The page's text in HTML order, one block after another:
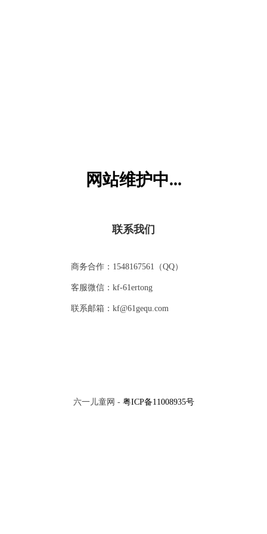
网站维护中...
联系我们
商务合作：1548167561（QQ）
客服微信：kf-61ertong
联系邮箱：kf@61gequ.com
六一儿童网 - 粤ICP备11008935号